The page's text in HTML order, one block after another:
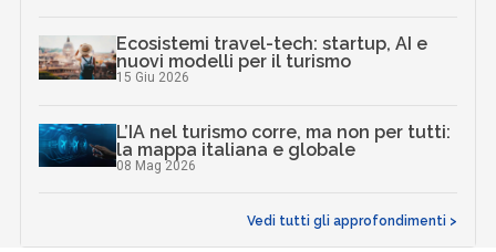
Ecosistemi travel-tech: startup, AI e
nuovi modelli per il turismo
15 Giu 2026
L’IA nel turismo corre, ma non per tutti:
la mappa italiana e globale
08 Mag 2026
Vedi tutti gli approfondimenti >